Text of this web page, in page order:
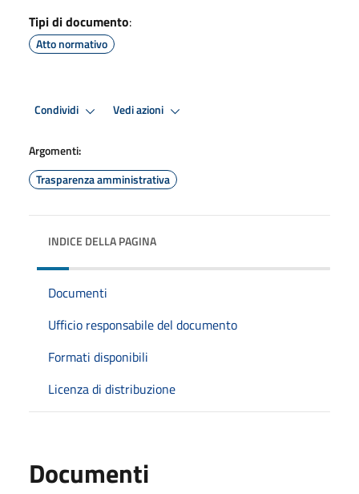
Tipi di documento:
Atto normativo
Condividi Vedi azioni
Argomenti:
Trasparenza amministrativa
INDICE DELLA PAGINA
Documenti
Ufficio responsabile del documento
Formati disponibili
Licenza di distribuzione
Documenti